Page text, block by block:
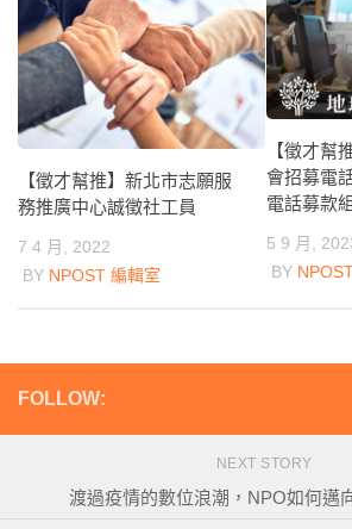
【徵才幫推】新北市志願服
務推廣中心誠徵社工員
7 4 月, 2022
BY NPOST 編輯室
【徵才幫
會招募電
電話募款
5 9 月,
BY
FOLLOW:
NEXT STORY
渡過疫情的數位浪潮，NPO如何邁